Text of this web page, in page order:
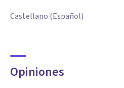
Castellano (Español)
Opiniones